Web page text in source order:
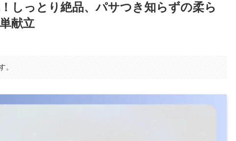
しっとり絶品、パサつき知らずの柔ら
献立
。